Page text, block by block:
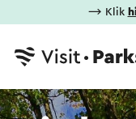
⟶ Klik